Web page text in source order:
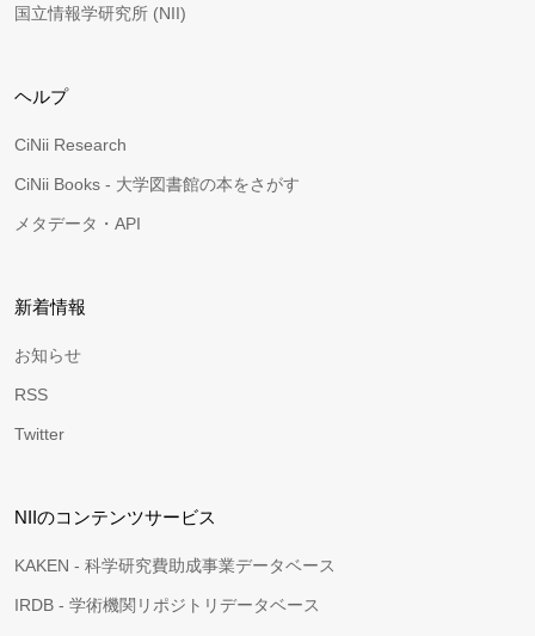
国立情報学研究所 (NII)
ヘルプ
CiNii Research
CiNii Books - 大学図書館の本をさがす
メタデータ・API
新着情報
お知らせ
RSS
Twitter
NIIのコンテンツサービス
KAKEN - 科学研究費助成事業データベース
IRDB - 学術機関リポジトリデータベース